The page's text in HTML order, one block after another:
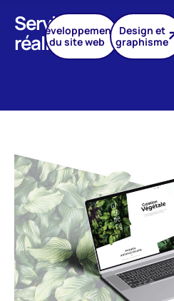
Services
réalisés
Développement
du site web
Design et
graphisme